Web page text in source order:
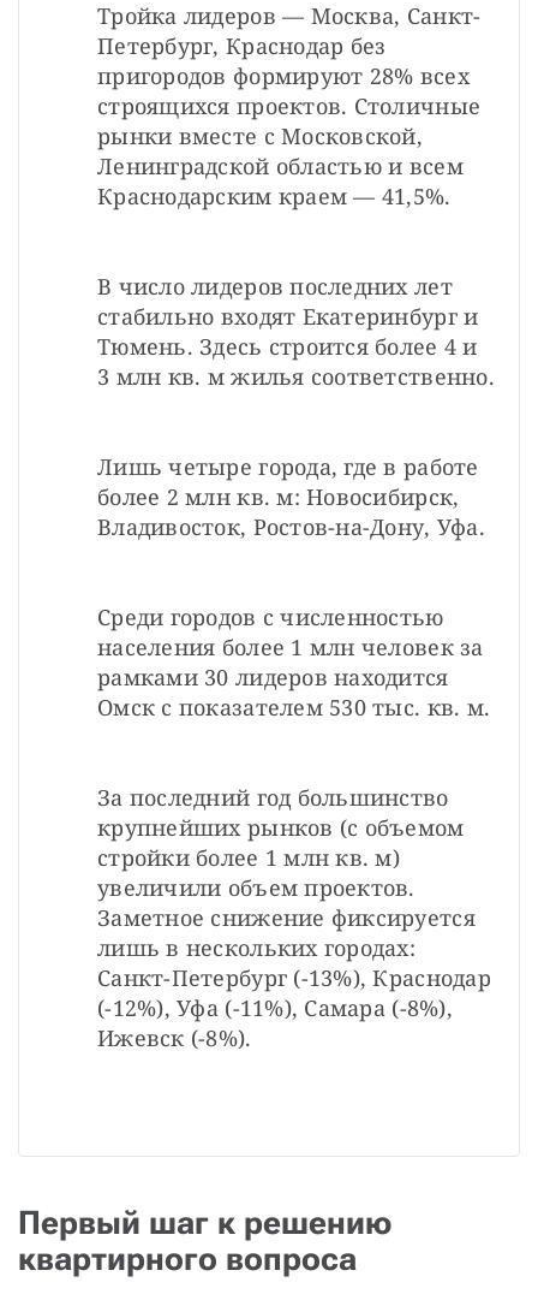
Тройка лидеров — Москва, Санкт-
Петербург, Краснодар без
пригородов формируют 28% всех
строящихся проектов. Столичные
рынки вместе с Московской,
Ленинградской областью и всем
Краснодарским краем — 41,5%.
В число лидеров последних лет
стабильно входят Екатеринбург и
Тюмень. Здесь строится более 4 и
3 млн кв. м жилья соответственно.
Лишь четыре города, где в работе
более 2 млн кв. м: Новосибирск,
Владивосток, Ростов-на-Дону, Уфа.
Среди городов с численностью
населения более 1 млн человек за
рамками 30 лидеров находится
Омск с показателем 530 тыс. кв. м.
За последний год большинство
крупнейших рынков (с объемом
стройки более 1 млн кв. м)
увеличили объем проектов.
Заметное снижение фиксируется
лишь в нескольких городах:
Санкт-Петербург (-13%), Краснодар
(-12%), Уфа (-11%), Самара (-8%),
Ижевск (-8%).
Первый шаг к решению
квартирного вопроса